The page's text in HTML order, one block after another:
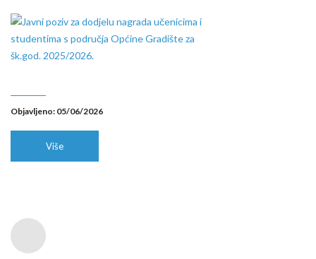
Objavljeno: 05/06/2026
Više